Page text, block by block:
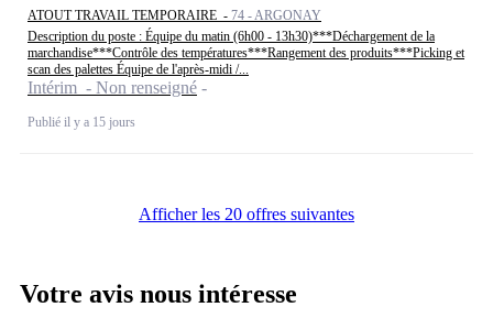
ATOUT TRAVAIL TEMPORAIRE - 74 - ARGONAY
Description du poste : Équipe du matin (6h00 - 13h30)***Déchargement de la
marchandise***Contrôle des températures***Rangement des produits***Picking et
scan des palettes Équipe de l'après-midi /...
Intérim - Non renseigné
Publié il y a 15 jours
Afficher les 20 offres suivantes
Votre avis nous intéresse